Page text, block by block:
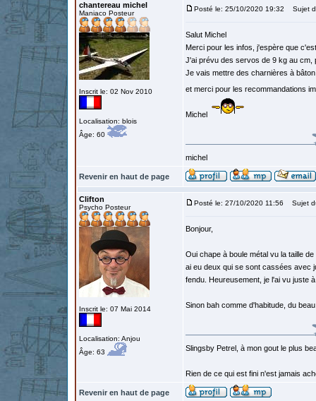
chantereau michel
Maniaco Posteur
Inscrit le: 02 Nov 2010
Localisation: blois
Âge: 60
Posté le: 25/10/2020 19:32 Sujet
Salut Michel
Merci pour les infos, j'espère que
J'ai prévu des servos de 9 kg au cm,
Je vais mettre des charnières à
et merci pour les recommandations
Michel
michel
Revenir en haut de page
Clifton
Psycho Posteur
Inscrit le: 07 Mai 2014
Localisation: Anjou
Âge: 63
Posté le: 27/10/2020 11:56 Sujet
Bonjour,
Oui chape à boule métal vu la taille
ai eu deux qui se sont cassées avec
fendu. Heureusement, je l'ai vu juste
Sinon bah comme d'habitude, du
Slingsby Petrel, à mon gout le plus
Rien de ce qui est fini n'est jamais
Revenir en haut de page